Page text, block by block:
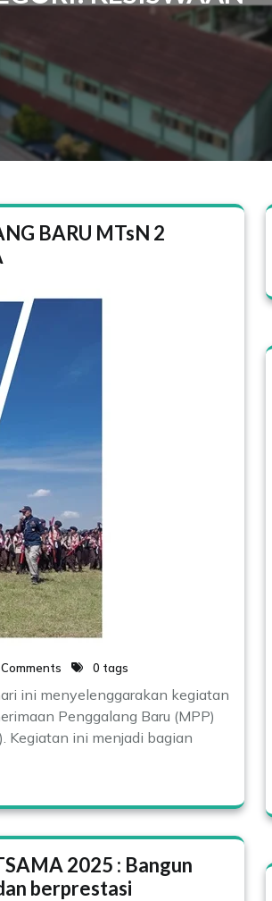
BARU MTsN 2
0 tags
ini menyelenggarakan kegiatan
Penggalang Baru (MPP)
Kegiatan ini menjadi bagian
2025 : Bangun
berprestasi